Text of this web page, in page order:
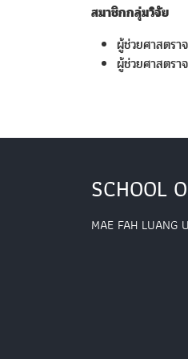
สมาชิกกลุ่มวิจัย
ผู้ช่วยศาสตรา
ผู้ช่วยศาสตร
SCHOOL
MAE FAH LUANG